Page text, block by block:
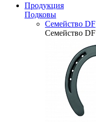
Продукция
Подковы
Семейство DF
Семейство DF